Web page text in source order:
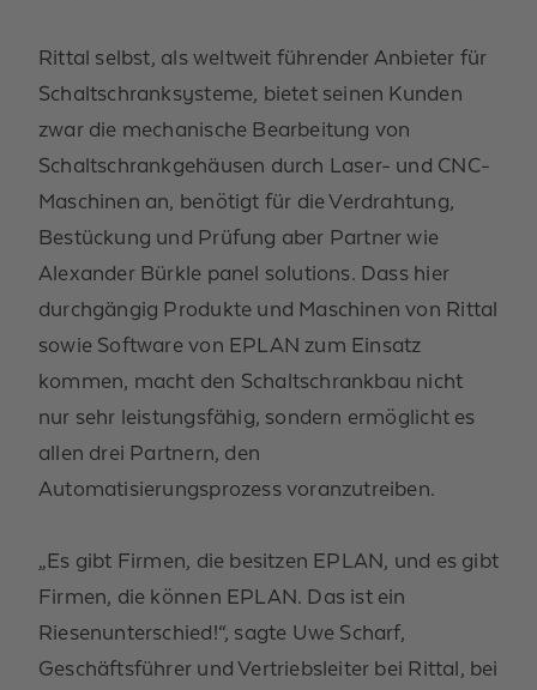
Rittal selbst, als weltweit führender Anbieter für
Schaltschranksysteme, bietet seinen Kunden
zwar die mechanische Bearbeitung von
Schaltschrankgehäusen durch Laser- und CNC-
Maschinen an, benötigt für die Verdrahtung,
Bestückung und Prüfung aber Partner wie
Alexander Bürkle panel solutions. Dass hier
durchgängig Produkte und Maschinen von Rittal
sowie Software von EPLAN zum Einsatz
kommen, macht den Schaltschrankbau nicht
nur sehr leistungsfähig, sondern ermöglicht es
allen drei Partnern, den
Automatisierungsprozess voranzutreiben.
„Es gibt Firmen, die besitzen EPLAN, und es gibt
Firmen, die können EPLAN. Das ist ein
Riesenunterschied!“, sagte Uwe Scharf,
Geschäftsführer und Vertriebsleiter bei Rittal, bei